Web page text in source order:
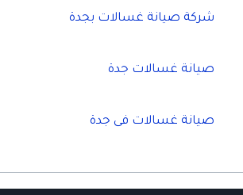
شركة صيانة غسالات بجدة
صيانة غسالات جدة
صيانة غسالات فى جدة